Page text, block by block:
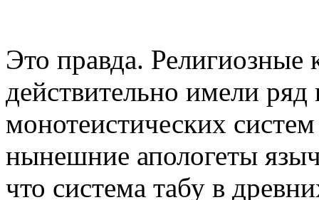
Это правда. Религиозные
действительно имели
монотеистических
нынешние апологеты
что система табу в